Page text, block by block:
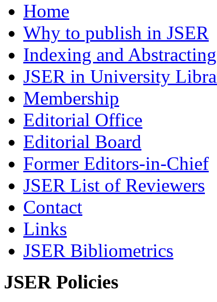
Home
Why to publish in JSER
Indexing and Abstracting
JSER in University
Membership
Editorial Office
Editorial Board
Former Editors-in-Chief
JSER List of Reviewers
Contact
Links
JSER Bibliometrics
JSER Policies